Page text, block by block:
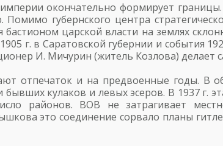
окончательно формирует
губернского центра
царской власти на землях
г. в Саратовской губернии и события
И. Мичурин (житель Козлова) делает
отпечаток и на предвоенные годы. В
кулаков и левых эсеров. В 1937 г.
районов. ВОВ не затрагивает
это соединение сорвало планы